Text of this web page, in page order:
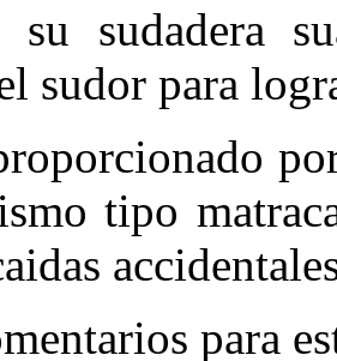
su sudadera
sudor para
tipo
para